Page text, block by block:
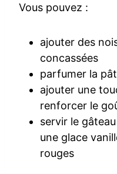
Vous pouvez :
ajouter des
concassées
parfumer la
ajouter une
renforcer le
servir le
une glace
rouges